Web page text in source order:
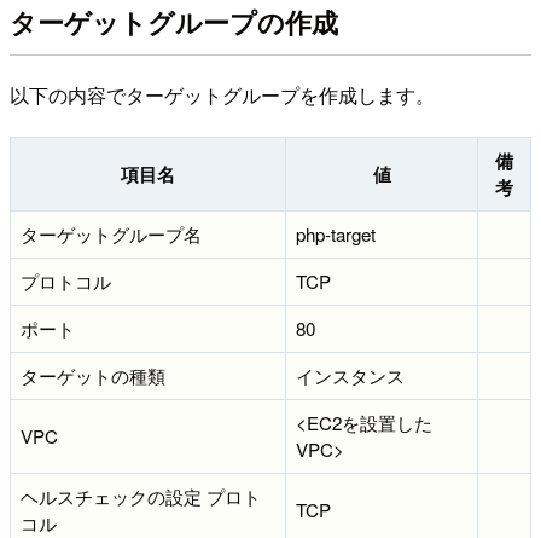
ターゲットグループの作成
以下の内容でターゲットグループを作成します。
項目名 値
備
考
ターゲットグループ名
php-target
プロトコル
TCP
ポート
80
ターゲットの種類
インスタンス
VPC
<EC2を設置した
VPC>
ヘルスチェックの設定 プロト
コル
TCP